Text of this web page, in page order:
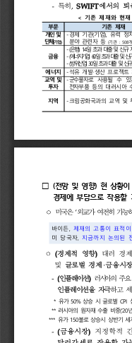
- 특히 SWIFT에서의 퇴
< 기존 제재와 현재
부문
기존 제재
개인
및
( )
-경제 기관(기업), 유력 정
분야 관련자 등 (기관 : 508 개
금융
-( 14일 초과 대출 및 신규
자본거래
-(
에너지기업 ) 60일
초과 대출 및
신규
자본거
-(
방위산업 30일
초과 대출 및
신규
자본거래
에너지
- 석유 개발‧생산 프로젝트
교역
및
투자
-군수물자로 사용될 수 있는
전자 부품 등의 대러시아
지역 - 크림공화국과의 교역 및
□  (전망  및  영향 )  현  상황이 
경제에 
부담으로  작용할 
ᄋ
미국은 ‘
외교가 여전히 가능하기를
바이든 제재의 고통이 표적이
미 당국자, 지금까지 논의된
ᄋ (경제적 영향 ) 대러 경제제
및 글로벌 경제 금융시장에
- (
인플레이션 )
러시아의 주요
수출품인
자극 하고
* 50% 상승 글로벌 상승률은
** 러시아의 수출 비중 (’20
** * 150 불로 상승시 세계경제
- (금융시장 ) 지정학적